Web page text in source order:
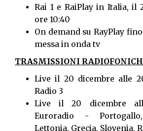
Rai 1 e RaiPlay in Italia, il
ore 10:40
On demand su RayPlay
messa in onda tv
TRASMISSIONI
Live il 20 dicembre alle
Radio 3
Live il 20 dicembre
Euroradio -
Lettonia, Grecia, Slovenia,